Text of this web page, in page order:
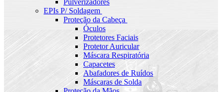
Pulverizadores
EPIs P/ Soldagem
Proteção da Cabeça
Óculos
Protetores Faciais
Protetor Auricular
Máscara Respiratória
Capacetes
Abafadores de Ruídos
Máscaras de Solda